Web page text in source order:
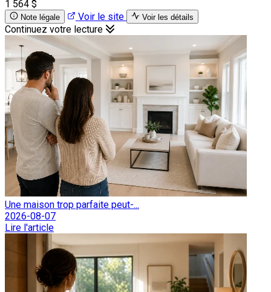
1 564 $
Note légale Voir le site Voir les détails
Continuez votre lecture
Une maison trop parfaite peut-...
2026-08-07
Lire l'article